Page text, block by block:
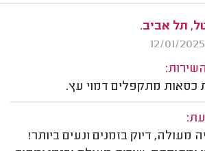
תל אביב.
כסאות מתקפלים דמוי עץ.
מעולה, דיוק בזמנים ונעים ביותר!